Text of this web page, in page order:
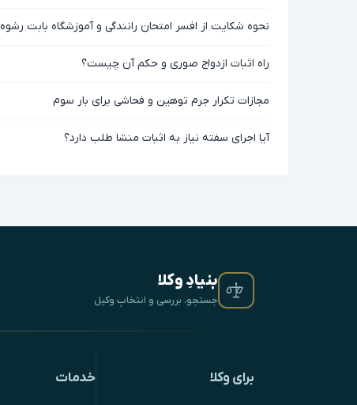
نحوه شکایت از افسر امتحان رانندگی و آموزشگاه بابت رشوه
راه اثبات ازدواج صوری و حکم آن چیست؟
مجازات تکرار جرم توهین و فحاشی برای بار سوم
آیا اجرای سفته نیاز به اثبات منشا طلب دارد؟
بنیادِ وکلا
جستجو، بررسی و انتخابِ وکیل
برای وکلا خدمات